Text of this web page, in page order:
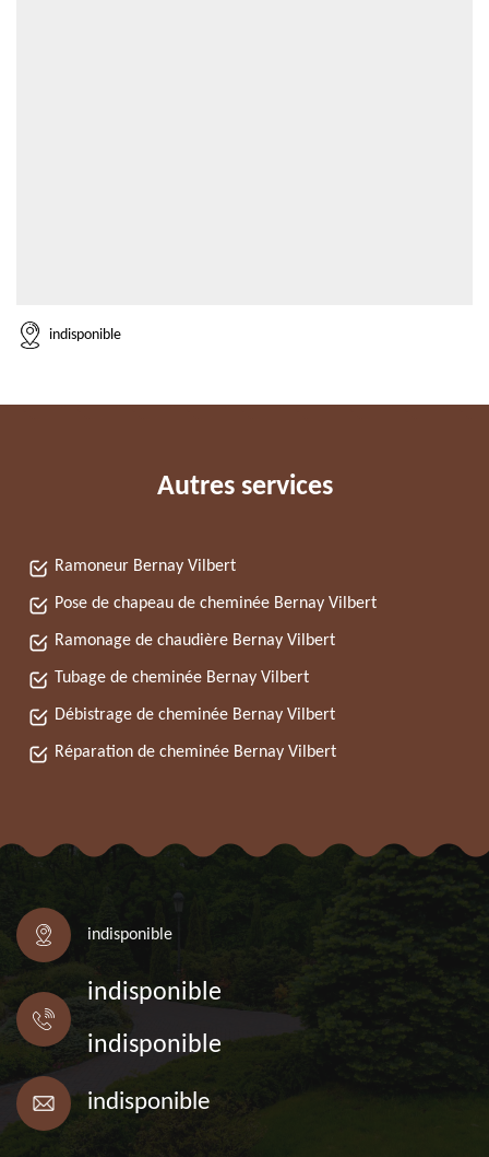
indisponible
Autres services
Ramoneur Bernay Vilbert
Pose de chapeau de cheminée Bernay Vilbert
Ramonage de chaudière Bernay Vilbert
Tubage de cheminée Bernay Vilbert
Débistrage de cheminée Bernay Vilbert
Réparation de cheminée Bernay Vilbert
indisponible
indisponible
indisponible
indisponible